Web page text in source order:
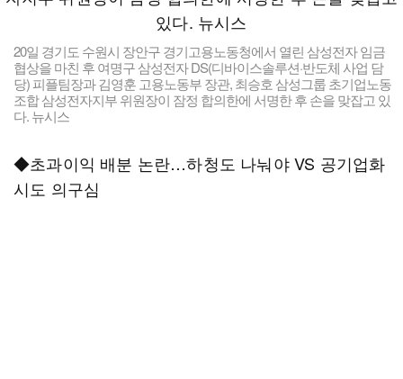
20일 경기도 수원시 장안구 경기고용노동청에서 열린 삼성전자 임금
협상을 마친 후 여명구 삼성전자 DS(디바이스솔루션·반도체 사업 담
당) 피플팀장과 김영훈 고용노동부 장관, 최승호 삼성그룹 초기업노동
조합 삼성전자지부 위원장이 잠정 합의한에 서명한 후 손을 맞잡고 있
다. 뉴시스
◆초과이익 배분 논란…하청도 나눠야 VS 공기업화
시도 의구심